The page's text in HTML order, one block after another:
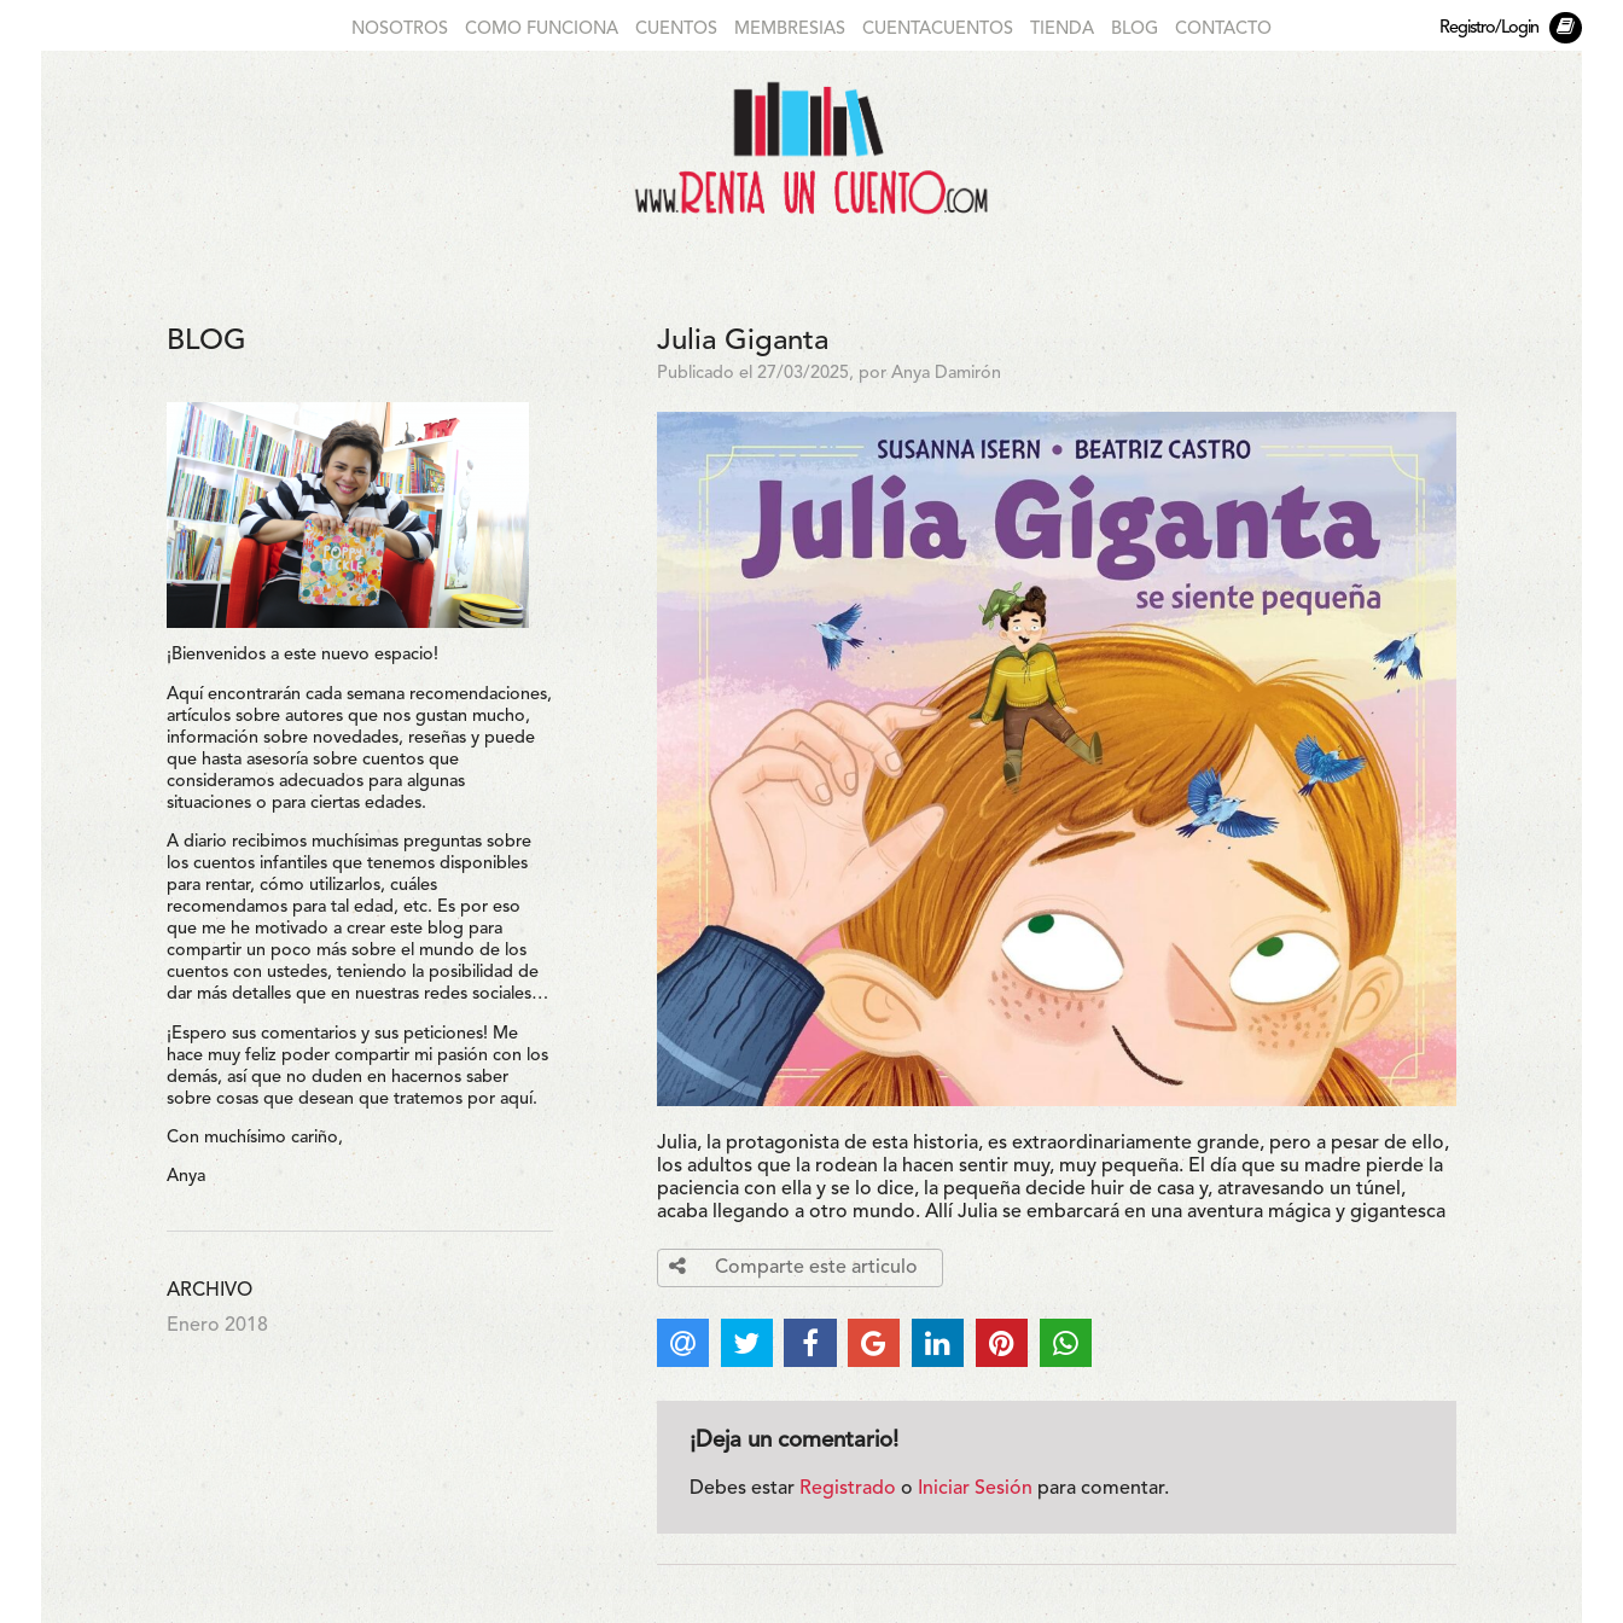
NOSOTROS COMO FUNCIONA CUENTOS MEMBRESIAS CUENTACUENTOS TIENDA BLOG CONTACTO Registro/Login
BLOG
¡Bienvenidos a este nuevo espacio!
Aquí encontrarán cada semana recomendaciones,
artículos sobre autores que nos gustan mucho,
información sobre novedades, reseñas y puede
que hasta asesoría sobre cuentos que
consideramos adecuados para algunas
situaciones o para ciertas edades.
A diario recibimos muchísimas preguntas sobre
los cuentos infantiles que tenemos disponibles
para rentar, cómo utilizarlos, cuáles
recomendamos para tal edad, etc. Es por eso
que me he motivado a crear este blog para
compartir un poco más sobre el mundo de los
cuentos con ustedes, teniendo la posibilidad de
dar más detalles que en nuestras redes sociales…
¡Espero sus comentarios y sus peticiones! Me
hace muy feliz poder compartir mi pasión con los
demás, así que no duden en hacernos saber
sobre cosas que desean que tratemos por aquí.
Con muchísimo cariño,
Anya
ARCHIVO
Enero 2018
Julia Giganta
Publicado el 27/03/2025, por Anya Damirón
Julia, la protagonista de esta historia, es extraordinariamente grande, pero a pesar de ello,
los adultos que la rodean la hacen sentir muy, muy pequeña. El día que su madre pierde la
paciencia con ella y se lo dice, la pequeña decide huir de casa y, atravesando un túnel,
acaba llegando a otro mundo. Allí Julia se embarcará en una aventura mágica y gigantesca
Comparte este articulo
¡Deja un comentario!
Debes estar Registrado o Iniciar Sesión para comentar.